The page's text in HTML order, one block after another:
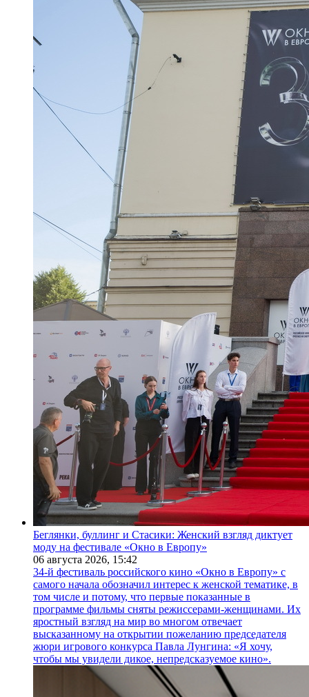
Беглянки, буллинг и Стасики: Женский взгляд диктует
моду на фестивале «Окно в Европу»
06 августа 2026, 15:42
34-й фестиваль российского кино «Окно в Европу» с
самого начала обозначил интерес к женской тематике, в
том числе и потому, что первые показанные в
программе фильмы сняты режиссерами-женщинами. Их
яростный взгляд на мир во многом отвечает
высказанному на открытии пожеланию председателя
жюри игрового конкурса Павла Лунгина: «Я хочу,
чтобы мы увидели дикое, непредсказуемое кино».